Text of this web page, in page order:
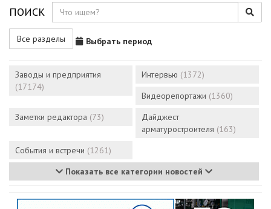
ПОИСК
Все разделы Выбрать период
Заводы и предприятия
(17174)
Интервью (1372)
Видеорепортажи (1360)
Заметки редактора (73)
Дайджест
арматуростроителя (163)
События и встречи (1261)
Показать все категории новостей